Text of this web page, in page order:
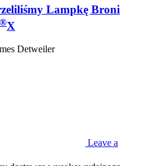
Lampkę Broni
®X
Detweiler
Leave a